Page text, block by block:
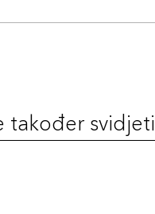
također svidjeti